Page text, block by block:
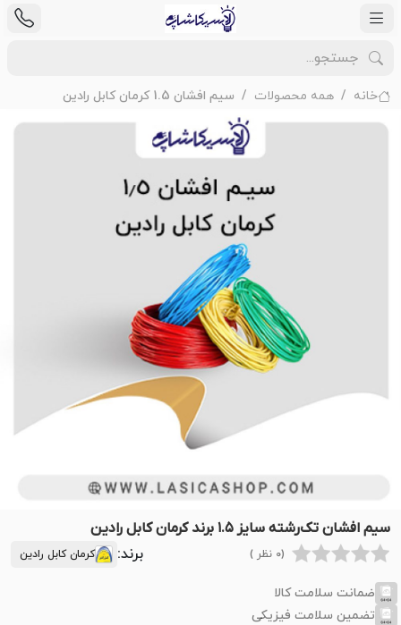
خانه همه محصولات سیم افشان 1.5 کرمان کابل رادین
سیم افشان تک‌رشته سایز ۱.۵ برند کرمان کابل رادین
(0 نظر ) برند: کرمان کابل رادین
ضمانت سلامت کالا
تضمین سلامت فیزیکی